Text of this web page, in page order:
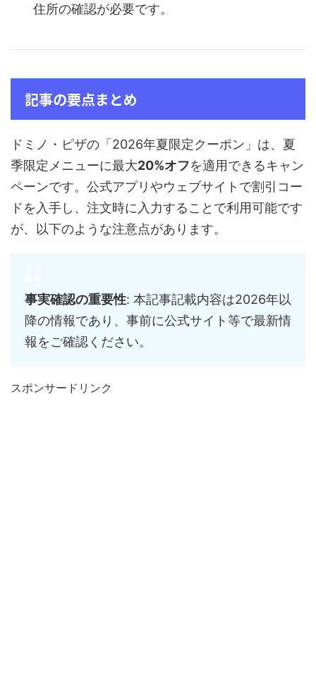
住所の確認が必要です。
記事の要点まとめ
ドミノ・ピザの「2026年夏限定クーポン」は、夏
季限定メニューに最大20%オフを適用できるキャン
ペーンです。公式アプリやウェブサイトで割引コー
ドを入手し、注文時に入力することで利用可能です
が、以下のような注意点があります。
事実確認の重要性: 本記事記載内容は2026年以
降の情報であり、事前に公式サイト等で最新情
報をご確認ください。
スポンサードリンク